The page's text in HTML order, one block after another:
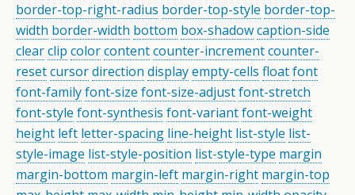
border-top-right-radius border-top-style border-top-
width border-width bottom box-shadowcaption-side
clearclip colorcontentcounter-incrementcounter-
resetcursordirection displayempty-cells floatfont
font-familyfont-size font-size-adjustfont-stretch
font-style font-synthesis font-variantfont-weight
height left letter-spacing line-height list-style list-
style-image list-style-position list-style-type margin
margin-bottom margin-left margin-right margin-top